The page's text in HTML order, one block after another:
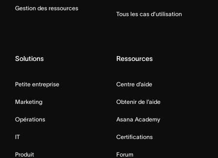
Gestion des ressources
Tous les cas d’utilisation
Solutions
Petite entreprise
Marketing
Opérations
IT
Produit
Ressources
Centre d’aide
Obtenir de l’aide
Asana Academy
Certifications
Forum